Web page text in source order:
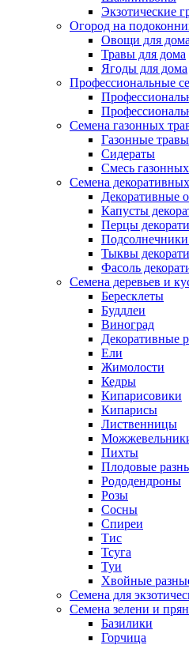
Экзотические
Огород на
Овощи для дома
Травы для дома
Ягоды для дома
Профессиональные
Семена газонных
Газонные травы
Сидераты
Смесь
Семена
Декоративные
Капусты
Перцы
Тыквы
Фасоль
Семена деревьев и
Бересклеты
Буддлеи
Виноград
Декоративные
Ели
Жимолости
Кедры
Кипарисовики
Кипарисы
Лиственницы
Пихты
Плодовые
Рододендроны
Розы
Сосны
Спиреи
Тис
Тсуга
Туи
Хвойные
Семена для
Семена зелени и
Базилики
Горчица